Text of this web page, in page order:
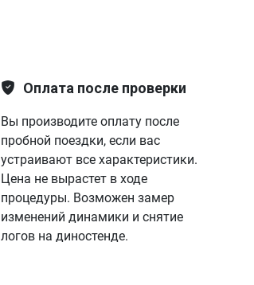
Оплата после проверки
Вы производите оплату после
пробной поездки, если вас
устраивают все характеристики.
Цена не вырастет в ходе
процедуры. Возможен замер
изменений динамики и снятие
логов на диностенде.